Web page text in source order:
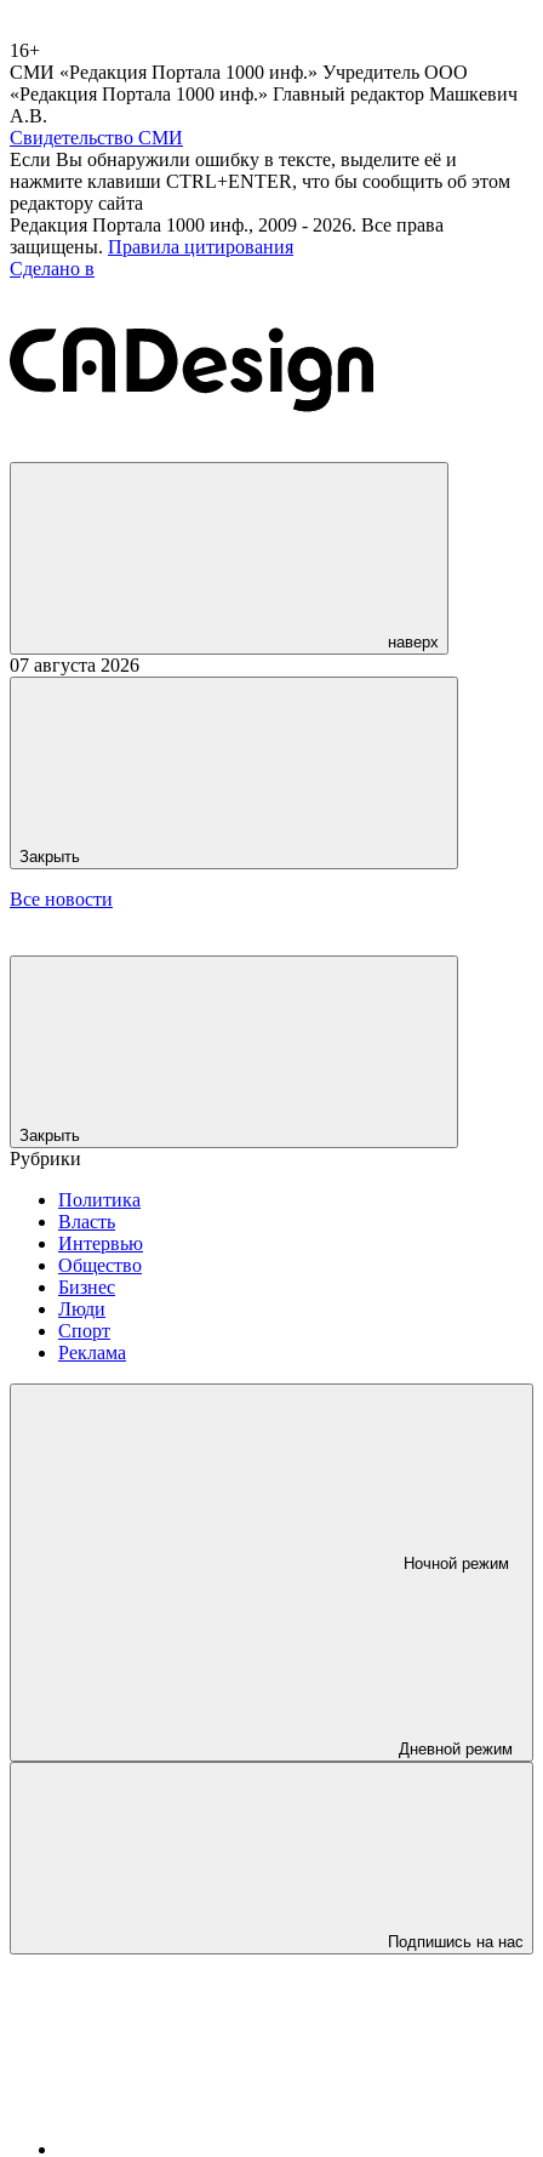
16+
СМИ «Редакция Портала 1000 инф.» Учредитель ООО
«Редакция Портала 1000 инф.» Главный редактор Машкевич
А.В.
Свидетельство СМИ
Если Вы обнаружили ошибку в тексте, выделите её и
нажмите клавиши CTRL+ENTER, что бы сообщить об этом
редактору сайта
Редакция Портала 1000 инф., 2009 - 2026. Все права
защищены. Правила цитирования
Сделано в
наверх
07 августа 2026
Закрыть
Все новости
Закрыть
Рубрики
Политика
Власть
Интервью
Общество
Бизнес
Люди
Спорт
Реклама
Ночной режим
Дневной режим
Подпишись на нас